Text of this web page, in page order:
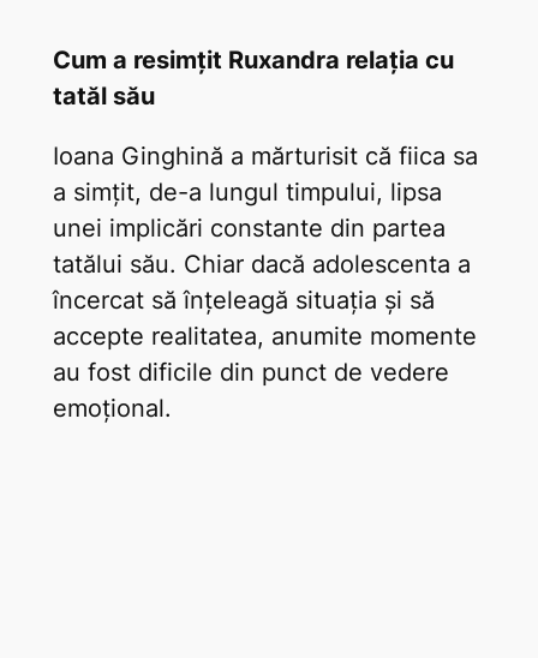
Cum a resimțit Ruxandra relația cu
tatăl său
Ioana Ginghină a mărturisit că fiica sa
a simțit, de-a lungul timpului, lipsa
unei implicări constante din partea
tatălui său. Chiar dacă adolescenta a
încercat să înțeleagă situația și să
accepte realitatea, anumite momente
au fost dificile din punct de vedere
emoțional.